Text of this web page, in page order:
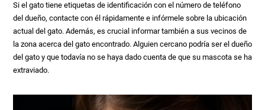
Si el gato tiene etiquetas de identificación con el número de teléfono
del dueño, contacte con él rápidamente e infórmele sobre la ubicación
actual del gato. Además, es crucial informar también a sus vecinos de
la zona acerca del gato encontrado. Alguien cercano podría ser el dueño
del gato y que todavía no se haya dado cuenta de que su mascota se ha
extraviado.